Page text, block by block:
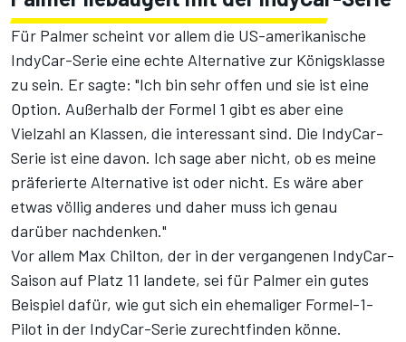
Für Palmer scheint vor allem die US-amerikanische
IndyCar-Serie eine echte Alternative zur Königsklasse
zu sein. Er sagte: "Ich bin sehr offen und sie ist eine
Option. Außerhalb der Formel 1 gibt es aber eine
Vielzahl an Klassen, die interessant sind. Die IndyCar-
Serie ist eine davon. Ich sage aber nicht, ob es meine
präferierte Alternative ist oder nicht. Es wäre aber
etwas völlig anderes und daher muss ich genau
darüber nachdenken."
Vor allem Max Chilton, der in der vergangenen IndyCar-
Saison auf Platz 11 landete, sei für Palmer ein gutes
Beispiel dafür, wie gut sich ein ehemaliger Formel-1-
Pilot in der IndyCar-Serie zurechtfinden könne.